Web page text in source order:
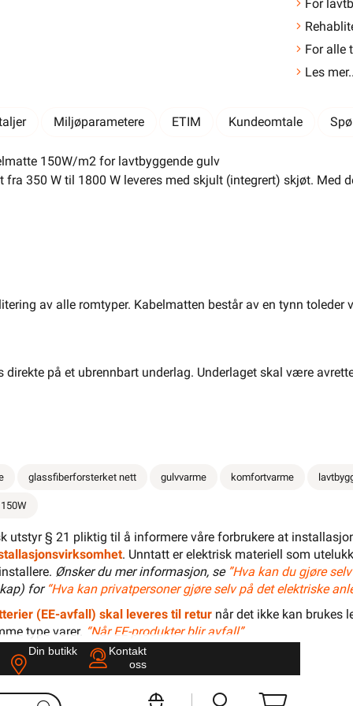
LEGG I HANDLEKURV
Meld feil i produktinformasjonen? Lagre til senere
kunne inngå i et fast elektrisk anlegg, kan kun installeres
150
600W
900W
1500W
Dokumentasjon Tilbehør Alternative artikler
like lite som kabelen, og er sterk og tett som
til et selvklebende, glassfiberforsterket
For
For alle
Les
Miljøparametere ETIM Kundeomtale
150W/m2 for lavtbyggende gulv
350 W til 1800 W leveres med skjult (integrert) skjøt. Med
av alle romtyper. Kabelmatten består av en tynn
direkte på et ubrennbart underlag. Underlaget skal være
glassfiberforsterket nett gulvvarme komfortvarme
utstyr § 21 pliktig til å informere våre forbrukere at
. Unntatt er elektrisk materiell som
Ønsker du mer informasjon, se ”Hva kan du gjøre
for “Hva kan privatpersoner gjøre selv på det elektriske
(EE-avfall) skal leveres til retur når det ikke kan brukes
type varer. “Når EE-produkter blir avfall”
Din butikk
Kontakt
oss